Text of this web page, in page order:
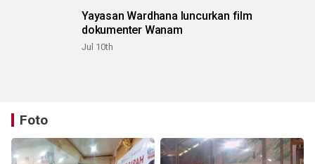
Yayasan Wardhana luncurkan film
dokumenter Wanam
Jul 10th
Foto